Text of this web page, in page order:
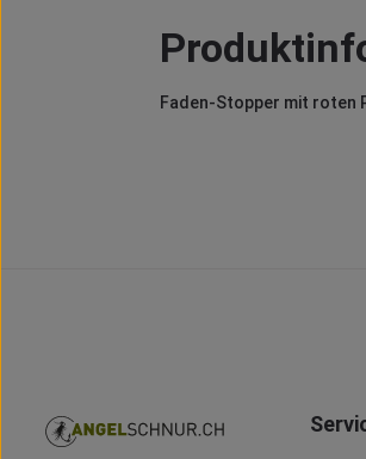
Faden-Stopper mit roten